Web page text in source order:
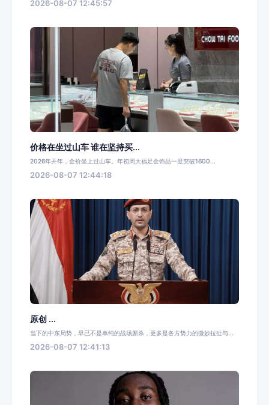
2026-08-07 12:45:57
价格在坐过山车 谁在坚持买...
2026年开年，金价坐上过山车。年初周大福足金饰品一度突破1600...
2026-08-07 12:44:18
原创 ...
当下的中东局势，早已不是单纯的战场厮杀，更多是各方势力的微妙拉扯与...
2026-08-07 12:41:13